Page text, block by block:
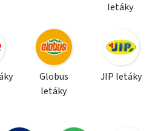
letáky
Globus
letáky
JIP letáky